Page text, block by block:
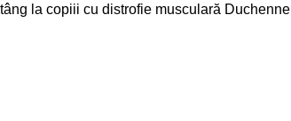
la copiii cu distrofie musculară Duchenne